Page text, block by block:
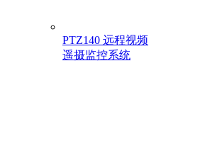
PTZ140 远程视频
遥摄监控系统